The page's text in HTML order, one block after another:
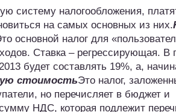
систему налогообложения,
на самых основных из них.
основной налог для
Ставка – регрессирующая. В
будет составлять 19%, а,
стоимостьЭто налог,
но перечисляет в бюджет и
НДС, которая подлежит